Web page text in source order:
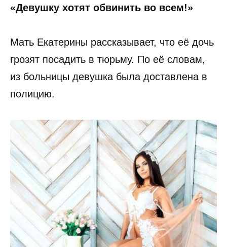
«Девушку хотят обвинить во всем!»
Мать Екатерины рассказывает, что её дочь
грозят посадить в тюрьму. По её словам,
из больницы девушка была доставлена в
полицию.